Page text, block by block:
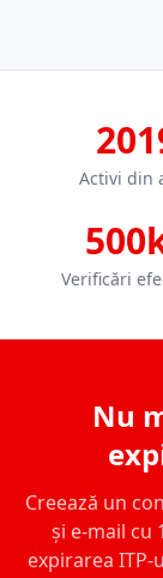
Activi din
Verificări
Nu
Creează un
și e-mail cu
expirarea ITP-